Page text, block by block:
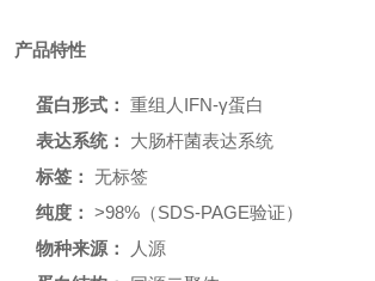
产品特性
蛋白形式： 重组人IFN-γ蛋白
表达系统：
大肠杆菌表达系统
标签： 无标签
纯度： >98%（SDS-PAGE验证）
物种来源：
人源